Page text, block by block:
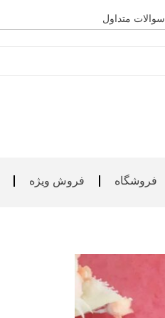
سوالات متداول
فروشگاه فروش ویژه